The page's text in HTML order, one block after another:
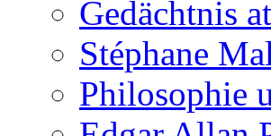
Gedächtnis
Stéphane
Philosophie